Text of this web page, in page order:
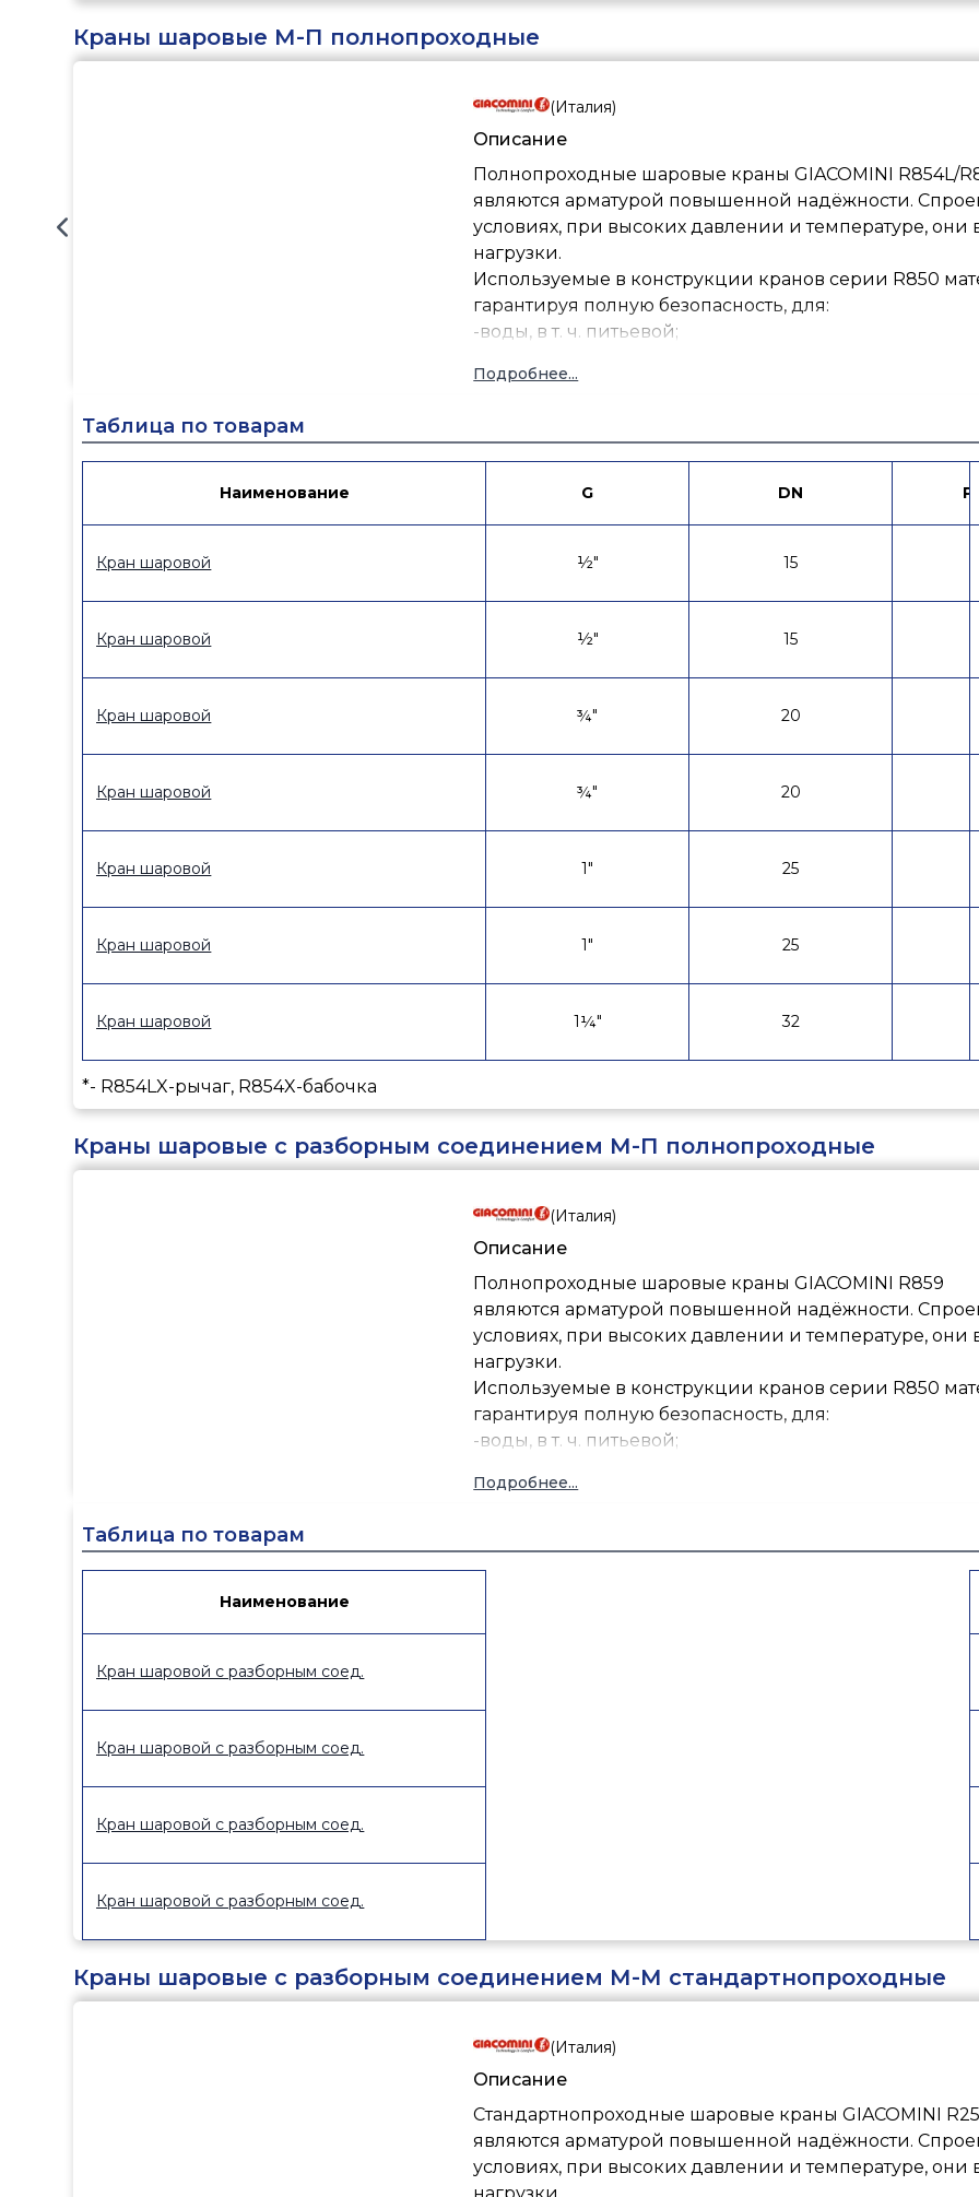
Краны шаровые М-П полнопроходные
(Италия)
Описание
Полнопроходные шаровые краны GIACOMINI R854L/
являются арматурой повышенной надёжности.
условиях, при высоких давлении и температуре,
нагрузки.
Используемые в конструкции кранов серии R850
гарантируя полную безопасность, для:
-воды, в т. ч. питьевой;
-газа;
-жидких углеводородов;
-сжатого воздуха.
Конструкция крана со штоком, помещаемым
давлением и позволяет приме- нять краны в
Подробнее...
Таблица по товарам
Наименование
Кран шаровой
Кран шаровой
Кран шаровой
Кран шаровой
Кран шаровой
Кран шаровой
Кран шаровой
G DN
½" 15
½" 15
¾" 20
¾" 20
1" 25
1" 25
1¼" 32
*- R854LX-рычаг, R854X-бабочка
Краны шаровые с разборным соединением М-П полнопроходные
(Италия)
Описание
Полнопроходные шаровые краны GIACOMINI R859
являются арматурой повышенной надёжности.
условиях, при высоких давлении и температуре,
нагрузки.
Используемые в конструкции кранов серии R850
гарантируя полную безопасность, для:
-воды, в т. ч. питьевой;
-газа;
-жидких углеводородов;
-сжатого воздуха.
Конструкция крана со штоком, помещаемым
давлением и позволяет приме- нять краны в
Подробнее...
Таблица по товарам
Наименование
Кран шаровой с разборным соед.
Кран шаровой с разборным соед.
Кран шаровой с разборным соед.
Кран шаровой с разборным соед.
Краны шаровые с разборным соединением М-М стандартнопроходные
(Италия)
Описание
Стандартнопроходные шаровые краны GIACOMINI
являются арматурой повышенной надёжности.
условиях, при высоких давлении и температуре,